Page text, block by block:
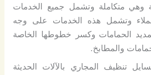
وهي متكاملة وتشمل جميع الخدمات
وتشمل هذه الخدمات على وجه
تمديد الحمامات وكسر خطوطها الخاصة
والمطابخ.
تنظيف المجاري بالآلات الحديثة